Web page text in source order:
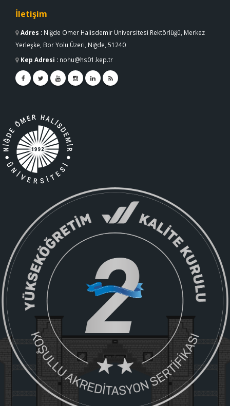
İletişim
Adres : Niğde Ömer Halisdemir Üniversitesi Rektörlüğü, Merkez
Yerleşke, Bor Yolu Üzeri, Niğde, 51240
Kep Adresi : nohu@hs01.kep.tr